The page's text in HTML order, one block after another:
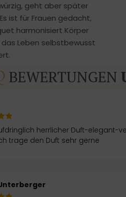
geht aber später
ist für Frauen gedacht,
harmonisiert Körper
Leben selbstbewusst
BEWERTUNGEN
elegant-verführerisch voller
trage den Duft sehr gerne